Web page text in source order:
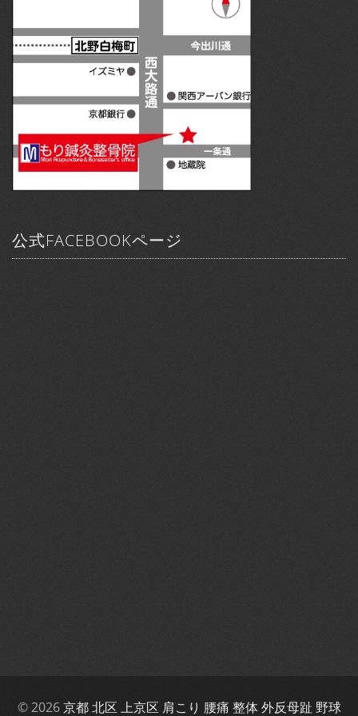
公式FACEBOOKページ
© 2026京都 北区 上京区 肩こり 腰痛 整体 外反母趾 野球